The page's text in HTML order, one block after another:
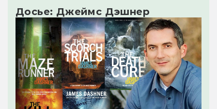
Досье: Джеймс Дэшнер